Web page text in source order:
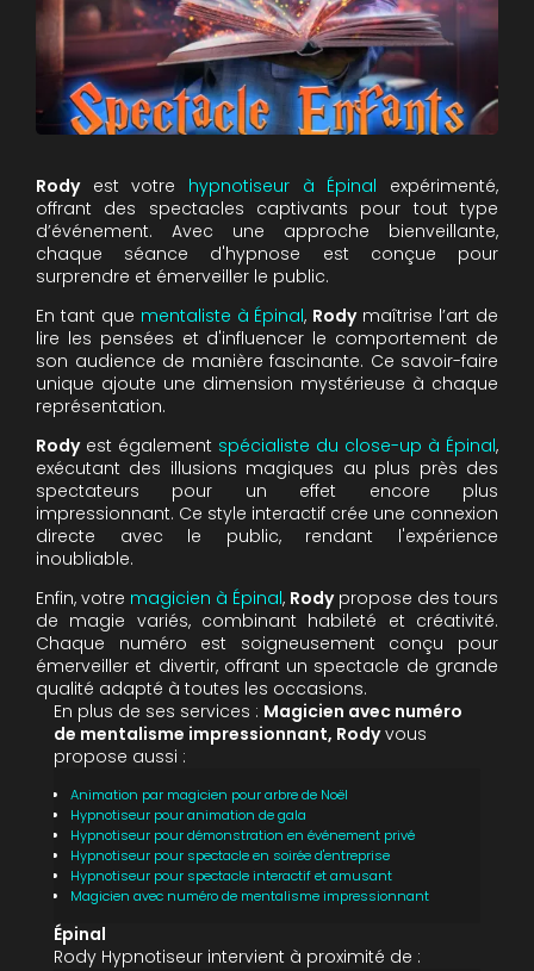
Rodyest votre hypnotiseur à Épinal expérimenté,
offrant des spectacles captivants pour tout type
d’événement. Avec une approche bienveillante,
chaque séance d'hypnose est conçue pour
surprendre et émerveiller le public.
En tant que mentaliste à Épinal, Rodymaîtrise l’art de
lire les pensées et d'influencer le comportement de
son audience de manière fascinante. Ce savoir-faire
unique ajoute une dimension mystérieuse à chaque
représentation.
Rodyest également spécialiste du close-up à Épinal,
exécutant des illusions magiques au plus près des
spectateurs pour un effet encore plus
impressionnant. Ce style interactif crée une connexion
directe avec le public, rendant l'expérience
inoubliable.
Enfin, votre magicien à Épinal, Rodypropose des tours
de magie variés, combinant habileté et créativité.
Chaque numéro est soigneusement conçu pour
émerveiller et divertir, offrant un spectacle de grande
qualité adapté à toutes les occasions.
En plus de ses services : Magicien avec numéro
de mentalisme impressionnant, Rodyvous
propose aussi :
Animation par magicien pour arbre de Noël
Hypnotiseur pour animation de gala
Hypnotiseur pour démonstration en événement privé
Hypnotiseur pour spectacle en soirée d'entreprise
Hypnotiseur pour spectacle interactif et amusant
Magicien avec numéro de mentalisme impressionnant
Épinal
Rody Hypnotiseur intervient à proximité de :